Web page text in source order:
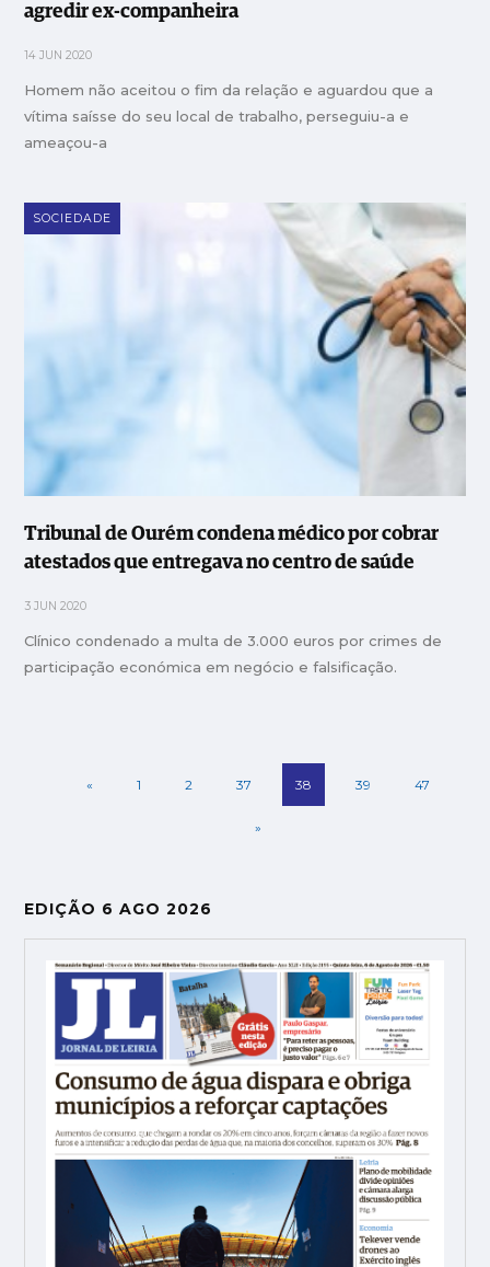
agredir ex-companheira
14 JUN 2020
Homem não aceitou o fim da relação e aguardou que a
vítima saísse do seu local de trabalho, perseguiu-a e
ameaçou-a
SOCIEDADE
Tribunal de Ourém condena médico por cobrar
atestados que entregava no centro de saúde
3 JUN 2020
Clínico condenado a multa de 3.000 euros por crimes de
participação económica em negócio e falsificação.
« 1 2 37 38 39 47
»
EDIÇÃO 6 AGO 2026